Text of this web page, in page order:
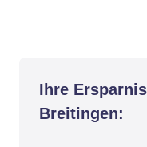
Ihre
Breitingen: